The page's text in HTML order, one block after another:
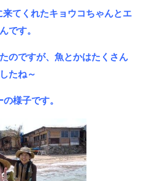
てくれたキョウコちゃんとエ
です。
のですが、魚とかはたくさん
たね～
様子です。